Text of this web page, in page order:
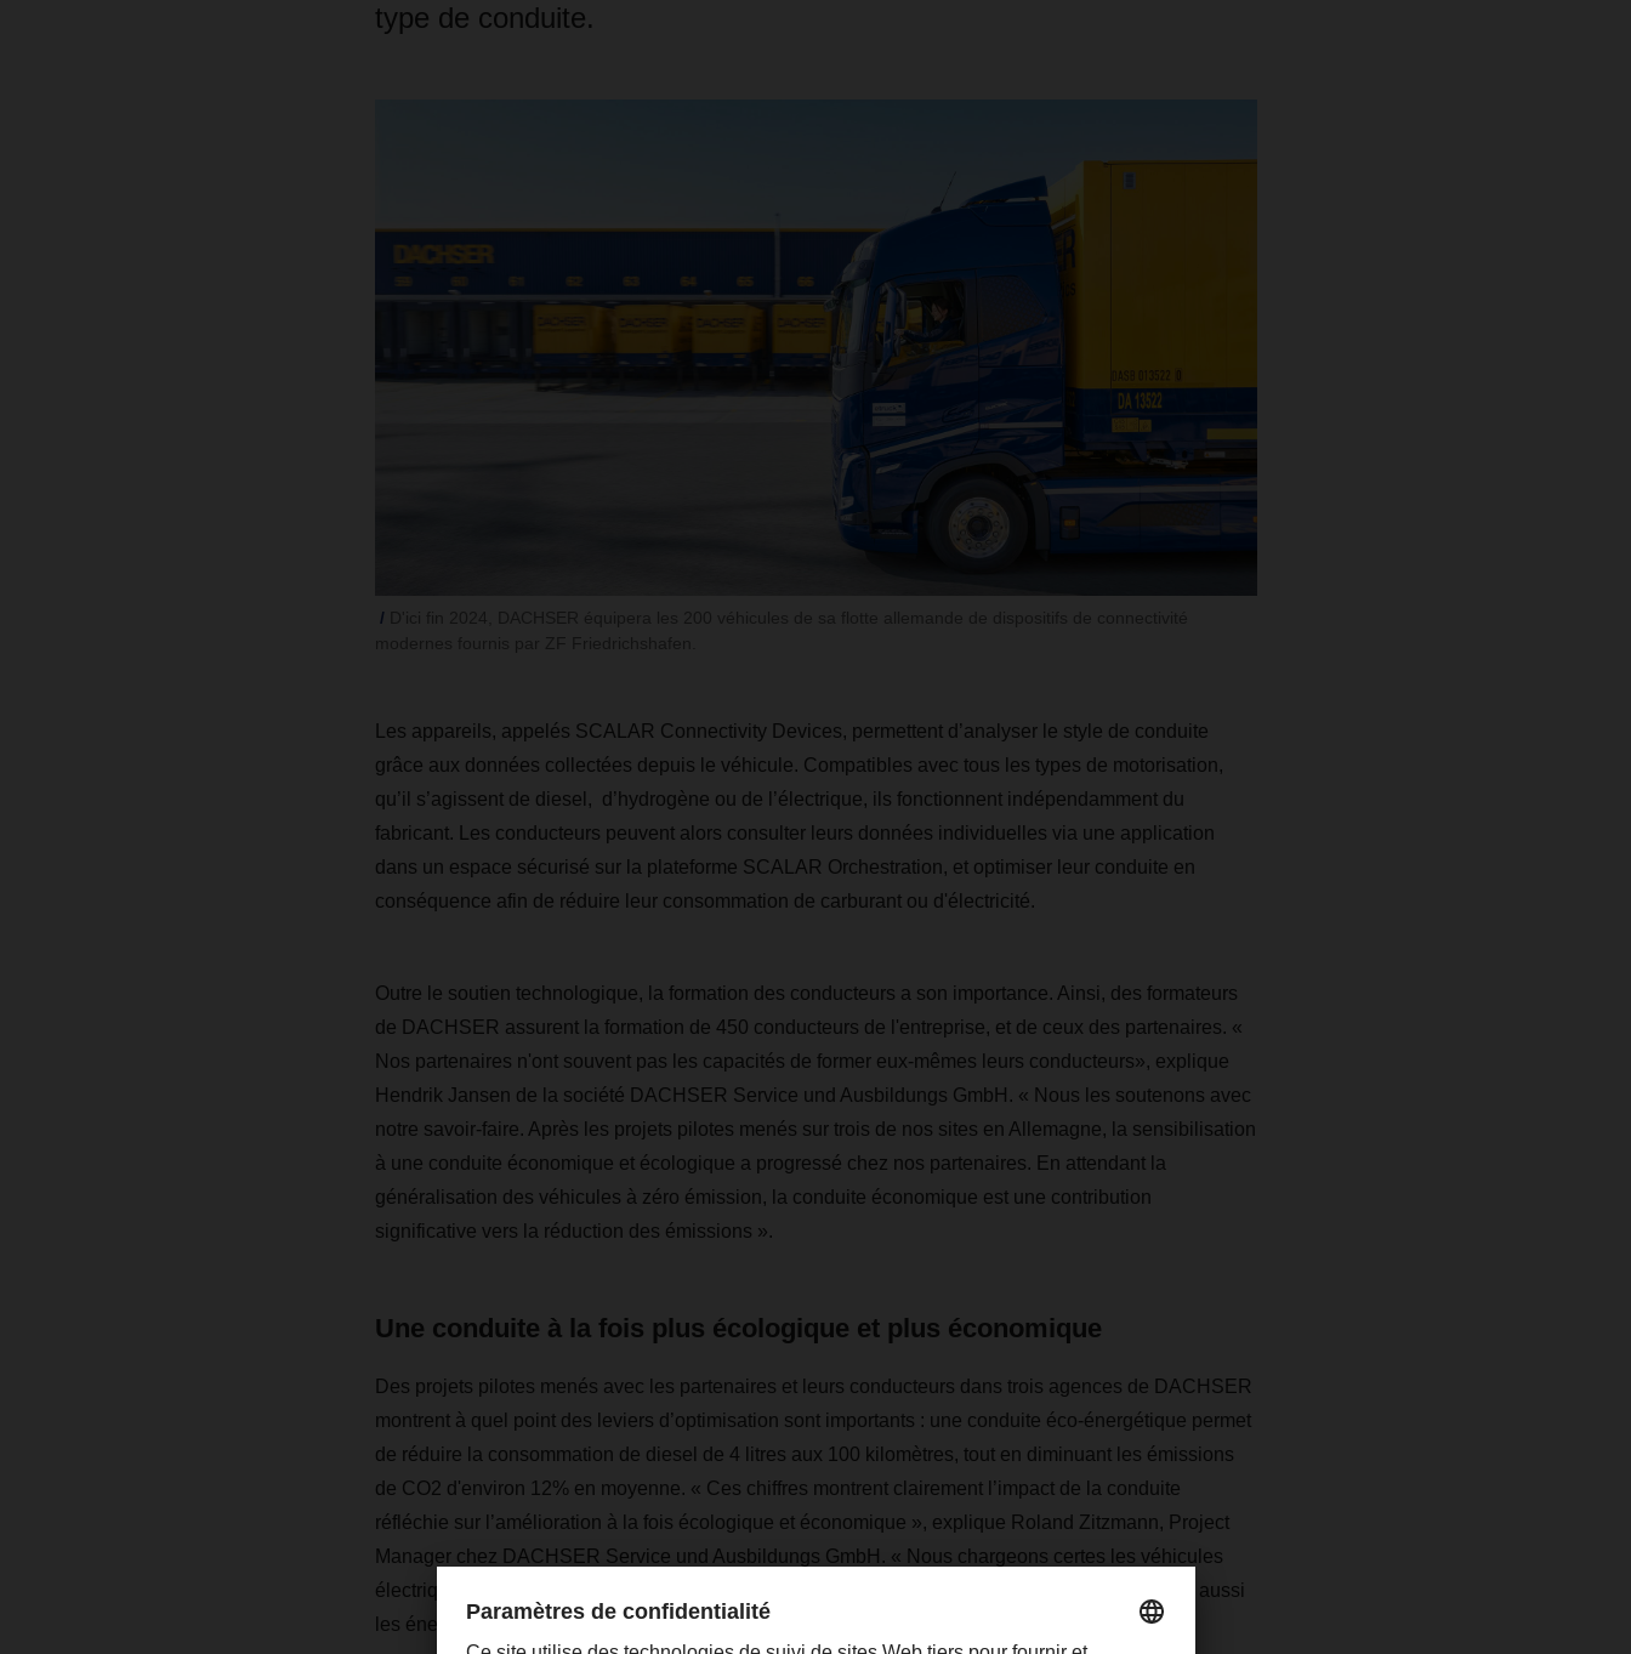
type de conduite.
Les appareils, appelés SCALAR Connectivity Devices, permettent d’analyser le style de conduite
grâce aux données collectées depuis le véhicule. Compatibles avec tous les types de motorisation,
qu’il s’agissent de diesel, d’hydrogène ou de l’électrique, ils fonctionnent indépendamment du
fabricant. Les conducteurs peuvent alors consulter leurs données individuelles via une application
dans un espace sécurisé sur la plateforme SCALAR Orchestration, et optimiser leur conduite en
conséquence afin de réduire leur consommation de carburant ou d'électricité.
Outre le soutien technologique, la formation des conducteurs a son importance. Ainsi, des formateurs
de DACHSER assurent la formation de 450 conducteurs de l'entreprise, et de ceux des partenaires. «
Nos partenaires n'ont souvent pas les capacités de former eux-mêmes leurs conducteurs», explique
Hendrik Jansen de la société DACHSER Service und Ausbildungs GmbH. « Nous les soutenons avec
notre savoir-faire. Après les projets pilotes menés sur trois de nos sites en Allemagne, la sensibilisation
à une conduite économique et écologique a progressé chez nos partenaires. En attendant la
généralisation des véhicules à zéro émission, la conduite économique est une contribution
significative vers la réduction des émissions ».
Une conduite à la fois plus écologique et plus économique
Des projets pilotes menés avec les partenaires et leurs conducteurs dans trois agences de DACHSER
montrent à quel point des leviers d’optimisation sont importants : une conduite éco-énergétique permet
de réduire la consommation de diesel de 4 litres aux 100 kilomètres, tout en diminuant les émissions
de CO2 d'environ 12% en moyenne. « Ces chiffres montrent clairement l’impact de la conduite
réfléchie sur l’amélioration à la fois écologique et économique », explique Roland Zitzmann, Project
Manager chez DACHSER Service und Ausbildungs GmbH. « Nous chargeons certes les véhicules
électriques exclusivement avec de l'électricité verte, mais il est néanmoins essentiel d'utiliser ici aussi
les énergies renouvelables avec parcimonie ».